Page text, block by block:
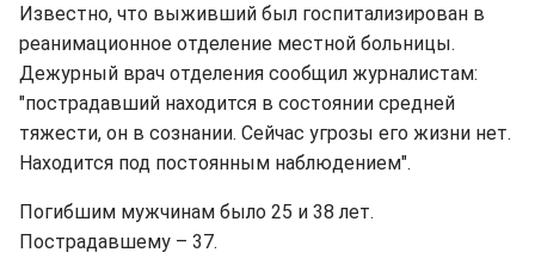
Известно, что выживший был госпитализирован в
реанимационное отделение местной больницы.
Дежурный врач отделения сообщил журналистам:
"пострадавший находится в состоянии средней
тяжести, он в сознании. Сейчас угрозы его жизни нет.
Находится под постоянным наблюдением".
Погибшим мужчинам было 25 и 38 лет.
Пострадавшему – 37.